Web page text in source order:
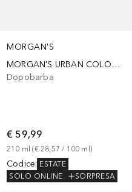
MORGAN'S
MORGAN'S URBAN COLOGNE
Dopobarba
€ 59,99
210 ml (€ 28,57 / 100 ml )
Codice: ESTATE
SOLO ONLINE
SORPRESA